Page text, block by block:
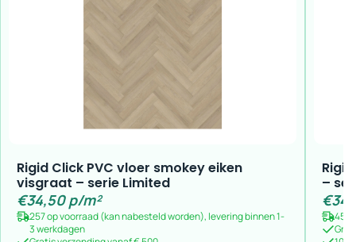
Rigid Click PVC vloer smokey eiken
visgraat – serie Limited
€34,50p/m²
257 op voorraad (kan nabesteld worden), levering binnen 1-
3 werkdagen
–
€
453